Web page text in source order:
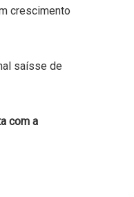
crescimento
saísse de
com a